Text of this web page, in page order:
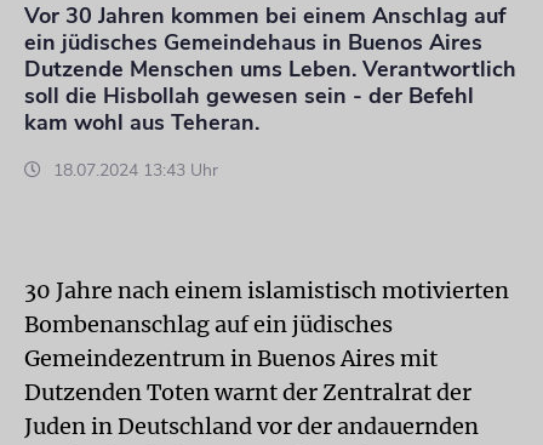
Vor 30 Jahren kommen bei einem Anschlag auf
ein jüdisches Gemeindehaus in Buenos Aires
Dutzende Menschen ums Leben. Verantwortlich
soll die Hisbollah gewesen sein - der Befehl
kam wohl aus Teheran.
18.07.2024 13:43 Uhr
30 Jahre nach einem islamistisch motivierten
Bombenanschlag auf ein jüdisches
Gemeindezentrum in Buenos Aires mit
Dutzenden Toten warnt der Zentralrat der
Juden in Deutschland vor der andauernden